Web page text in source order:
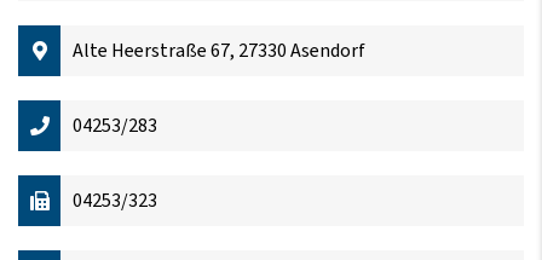
Alte Heerstraße 67, 27330 Asendorf
04253/283
04253/323